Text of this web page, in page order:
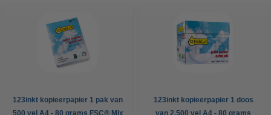
123inkt kopieerpapier 1 pak van
500 vel A4 - 80 grams FSC® Mix
123inkt kopieerpapier 1 doos
van 2.500 vel A4 - 80 grams